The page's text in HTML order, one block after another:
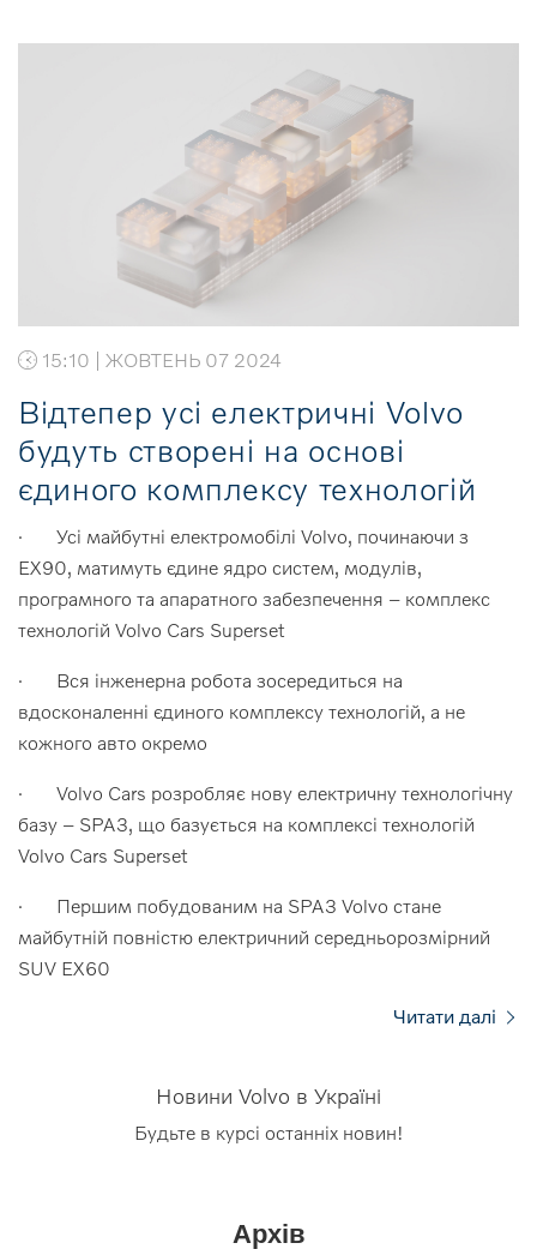
15:10 | ЖОВТЕНЬ 07 2024
Відтепер усі електричні Volvo
будуть створені на основі
єдиного комплексу технологій
· Усі майбутні електромобілі Volvo, починаючи з
EX90, матимуть єдине ядро систем, модулів,
програмного та апаратного забезпечення – комплекс
технологій Volvo Cars Superset
· Вся інженерна робота зосередиться на
вдосконаленні єдиного комплексу технологій, а не
кожного авто окремо
· Volvo Cars розробляє нову електричну технологічну
базу – SPA3, що базується на комплексі технологій
Volvo Cars Superset
· Першим побудованим на SPA3 Volvo стане
майбутній повністю електричний середньорозмірний
SUV EX60
Читати далі
Новини Volvo в Україні
Будьте в курсі останніх новин!
Архів